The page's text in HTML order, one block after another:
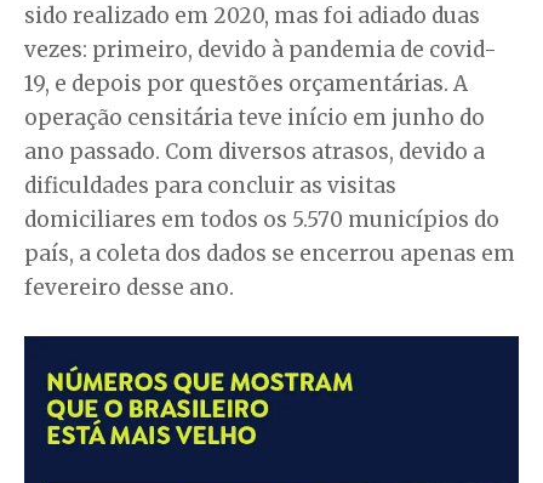
sido realizado em 2020, mas foi adiado duas
vezes: primeiro, devido à pandemia de covid-
19, e depois por questões orçamentárias. A
operação censitária teve início em junho do
ano passado. Com diversos atrasos, devido a
dificuldades para concluir as visitas
domiciliares em todos os 5.570 municípios do
país, a coleta dos dados se encerrou apenas em
fevereiro desse ano.